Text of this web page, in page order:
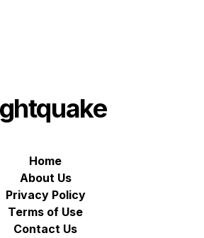
Home
About Us
Privacy Policy
Terms of Use
Contact Us